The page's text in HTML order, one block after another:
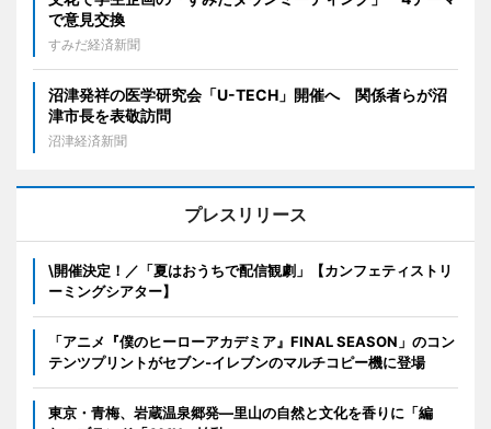
で意見交換
すみだ経済新聞
沼津発祥の医学研究会「U-TECH」開催へ 関係者らが沼
津市長を表敬訪問
沼津経済新聞
プレスリリース
\開催決定！／「夏はおうちで配信観劇」【カンフェティストリ
ーミングシアター】
「アニメ『僕のヒーローアカデミア』FINAL SEASON」のコン
テンツプリントがセブン‐イレブンのマルチコピー機に登場
東京・青梅、岩蔵温泉郷発―里山の自然と文化を香りに「編